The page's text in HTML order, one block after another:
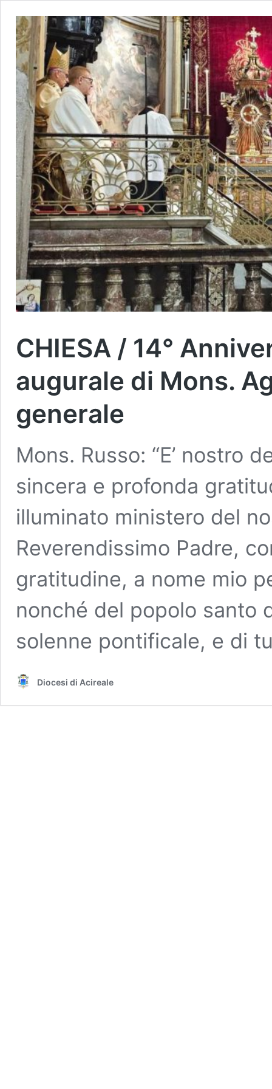
CHIESA / 14°
augurale di Mons.
generale
Mons. Russo: “E’ nostro
sincera e profonda
illuminato ministero del
Reverendissimo Padre,
gratitudine, a nome mio
nonché del popolo santo
solenne pontificale, e di
Diocesi di Acireale